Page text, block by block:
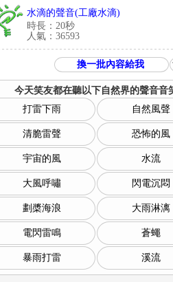
水滴的聲音(工廠水滴)
時長：20秒
人氣：36593
換一批內容給我
今天笑友都在聽以下自然界的聲音音
打雷下雨 自然風聲
清脆雷聲 恐怖的風
宇宙的風 水流
大風呼嘯 閃電沉悶
劃槳海浪 大雨淋漓
電閃雷鳴 蒼蠅
暴雨打雷 溪流